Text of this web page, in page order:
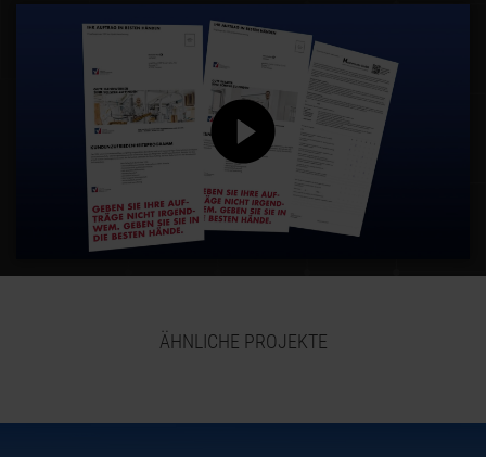
ÄHNLICHE PROJEKTE